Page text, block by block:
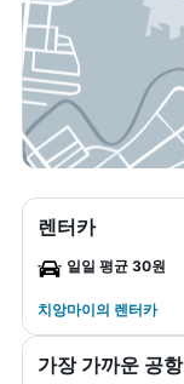
렌터카
일일 평균 30원
치앙마이​의 렌터카
가장 가까운 공항